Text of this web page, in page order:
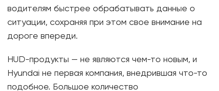
водителям быстрее обрабатывать данные о
ситуации, сохраняя при этом свое внимание на
дороге впереди.
HUD-продукты — не являются чем-то новым, и
Hyundai не первая компания, внедрившая что-то
подобное. Большое количество